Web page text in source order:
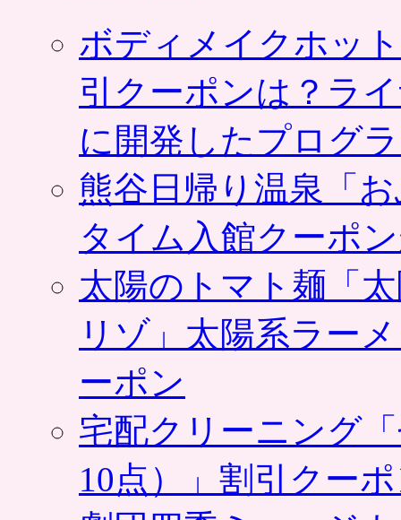
ボディメイクホッ
引クーポンは？ラ
に開発したプログ
熊谷日帰り温泉「
タイム入館クーポ
太陽のトマト麺「
リゾ」太陽系ラー
ーポン
宅配クリーニング
10点）」割引クー